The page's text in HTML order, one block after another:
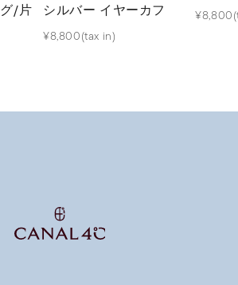
/片
シルバー イヤーカフ
¥8,800(tax in)